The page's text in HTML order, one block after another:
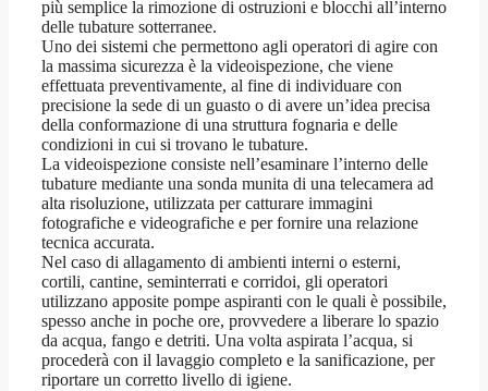
più semplice la rimozione di ostruzioni e blocchi all’interno
delle tubature sotterranee.
Uno dei sistemi che permettono agli operatori di agire con
la massima sicurezza è la videoispezione, che viene
effettuata preventivamente, al fine di individuare con
precisione la sede di un guasto o di avere un’idea precisa
della conformazione di una struttura fognaria e delle
condizioni in cui si trovano le tubature.
La videoispezione consiste nell’esaminare l’interno delle
tubature mediante una sonda munita di una telecamera ad
alta risoluzione, utilizzata per catturare immagini
fotografiche e videografiche e per fornire una relazione
tecnica accurata.
Nel caso di allagamento di ambienti interni o esterni,
cortili, cantine, seminterrati e corridoi, gli operatori
utilizzano apposite pompe aspiranti con le quali è possibile,
spesso anche in poche ore, provvedere a liberare lo spazio
da acqua, fango e detriti. Una volta aspirata l’acqua, si
procederà con il lavaggio completo e la sanificazione, per
riportare un corretto livello di igiene.